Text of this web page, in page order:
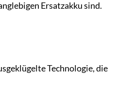
Ersatzakku sind.
Technologie, die